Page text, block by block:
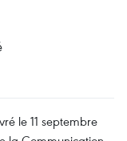
le 11 septembre